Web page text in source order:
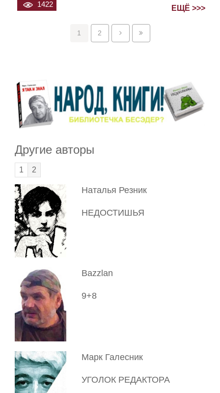
1422 ЕЩЁ >>>
1 2
Другие авторы
1 2
Наталья Резник
НЕДОСТИШЬЯ
Bazzlan
9+8
Марк Галесник
УГОЛОК РЕДАКТОРА